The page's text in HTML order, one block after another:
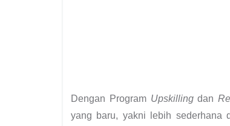
Dengan Program Upskillingdan
yang baru, yakni lebih sederhana